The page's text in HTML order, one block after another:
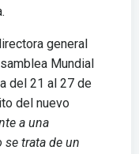
general
Mundial
del 21 al 27 de
del nuevo
a una
se trata de un